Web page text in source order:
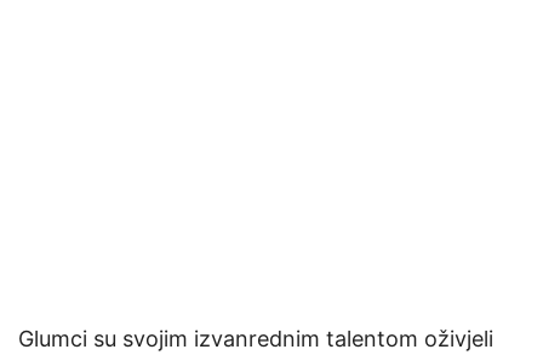
Glumci su svojim izvanrednim talentom oživjeli